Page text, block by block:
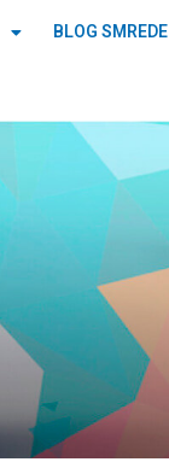
BLOG SMREDE